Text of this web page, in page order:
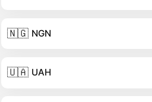
🇳🇬 NGN
🇺🇦 UAH